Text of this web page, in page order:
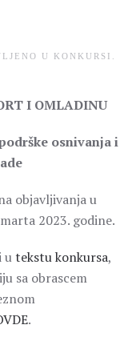
U KONKURSI
I OMLADINU
osnivanja i
objavljivanja u
2023. godine.
utekstu konkursa,
sa obrascem
.